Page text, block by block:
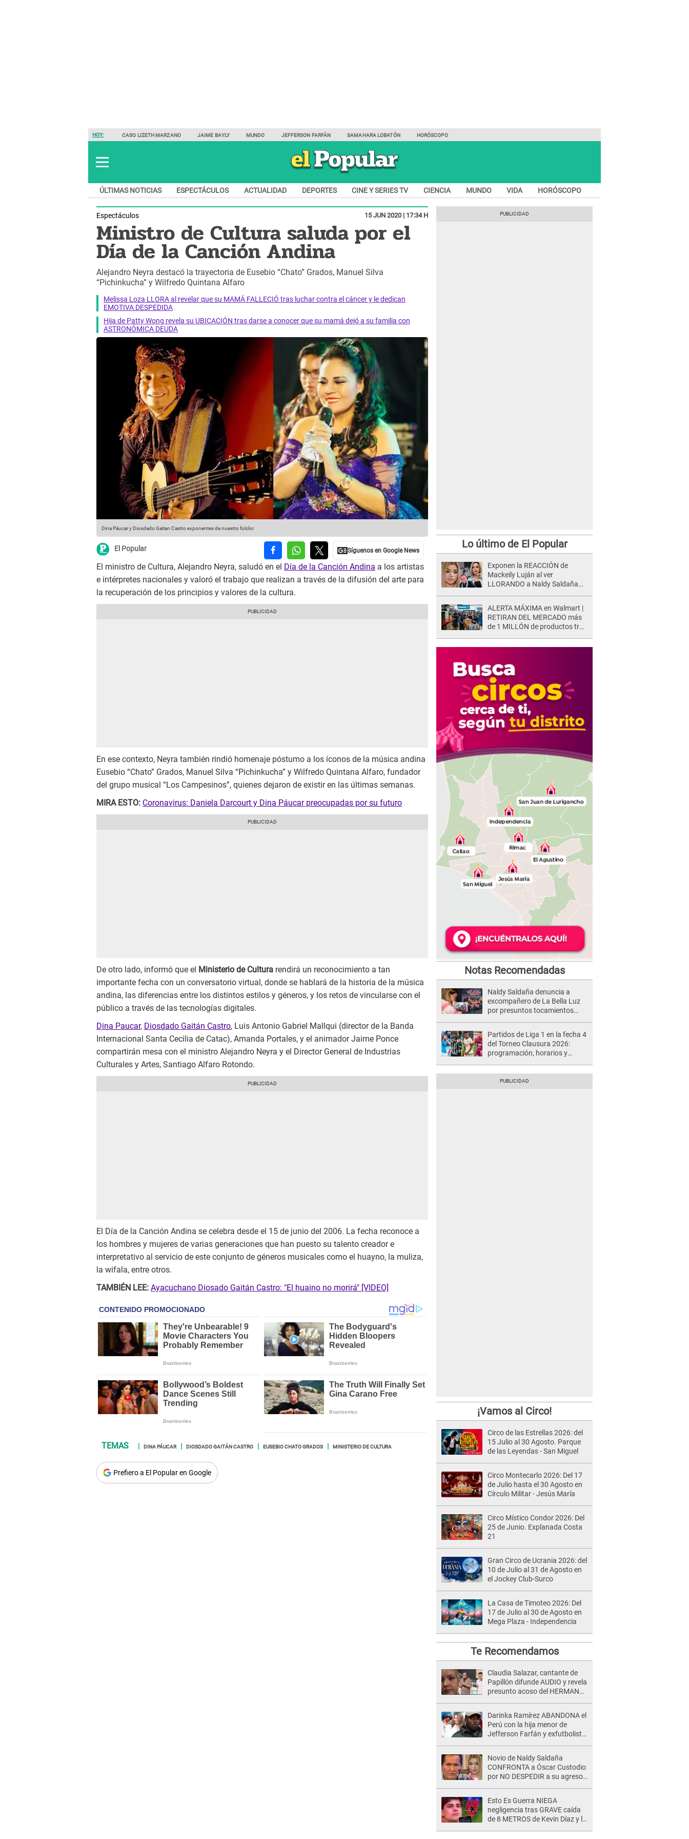
HOY: CASO LIZETH MARZANO JAIME BAYLY MUNDO JEFFERSON FARFÁN SAMAHARA LOBATÓN HORÓSCOPO
ÚLTIMAS NOTICIAS ESPECTÁCULOS ACTUALIDAD DEPORTES CINE Y SERIES TV CIENCIA MUNDO VIDA HORÓSCOPO
Espectáculos 15 JUN 2020 | 17:34 H
Ministro de Cultura saluda por el
Día de la Canción Andina
Alejandro Neyra destacó la trayectoria de Eusebio “Chato” Grados, Manuel Silva
“Pichinkucha” y Wilfredo Quintana Alfaro
Melissa Loza LLORA al revelar que su MAMÁ FALLECIÓ tras luchar contra el cáncer y le dedican
EMOTIVA DESPEDIDA
Hija de Patty Wong revela su UBICACIÓN tras darse a conocer que su mamá dejó a su familia con
ASTRONÓMICA DEUDA
Dina Páucar y Diosdado Gaitan Castro exponentes de nuestro folclor.
El Popular
El ministro de Cultura, Alejandro Neyra, saludó en el Día de la Canción Andina a los artistas
e intérpretes nacionales y valoró el trabajo que realizan a través de la difusión del arte para
la recuperación de los principios y valores de la cultura.
En ese contexto, Neyra también rindió homenaje póstumo a los íconos de la música andina
Eusebio “Chato” Grados, Manuel Silva “Pichinkucha” y Wilfredo Quintana Alfaro, fundador
del grupo musical “Los Campesinos”, quienes dejaron de existir en las últimas semanas.
MIRA ESTO: Coronavirus: Daniela Darcourt y Dina Páucar preocupadas por su futuro
De otro lado, informó que el Ministerio de Cultura rendirá un reconocimiento a tan
importante fecha con un conversatorio virtual, donde se hablará de la historia de la música
andina, las diferencias entre los distintos estilos y géneros, y los retos de vincularse con el
público a través de las tecnologías digitales.
Dina Paucar, Diosdado Gaitán Castro, Luis Antonio Gabriel Mallqui (director de la Banda
Internacional Santa Cecilia de Catac), Amanda Portales, y el animador Jaime Ponce
compartirán mesa con el ministro Alejandro Neyra y el Director General de Industrias
Culturales y Artes, Santiago Alfaro Rotondo.
El Día de la Canción Andina se celebra desde el 15 de junio del 2006. La fecha reconoce a
los hombres y mujeres de varias generaciones que han puesto su talento creador e
interpretativo al servicio de este conjunto de géneros musicales como el huayno, la muliza,
la wifala, entre otros.
TAMBIÉN LEE: Ayacuchano Diosado Gaitán Castro: "El huaino no morirá" [VIDEO]
DINA PÁUCAR DIOSDADO GAITÁN CASTRO EUSEBIO CHATO GRADOS MINISTERIO DE CULTURA
Prefiero a El Popular en Google
Lo último de El Popular
Exponen la REACCIÓN de
Mackeily Luján al ver
LLORANDO a Naldy Saldaña
'La Bella Luz': Esto hizo
ALERTA MÁXIMA en Walmart |
RETIRAN DEL MERCADO más
de 1 MILLÓN de productos tras
Notas Recomendadas
Naldy Saldaña denuncia a
excompañero de La Bella Luz
por presuntos tocamientos
Partidos de Liga 1 en la fecha 4
del Torneo Clausura 2026:
programación, horarios y
¡Vamos al Circo!
Circo de las Estrellas 2026: del
15 Julio al 30 Agosto. Parque
de las Leyendas - San Miguel
Circo Montecarlo 2026: Del 17
de Julio hasta el 30 Agosto en
Círculo Militar - Jesús María
Circo Místico Condor 2026: Del
25 de Junio. Explanada Costa
21
Gran Circo de Ucrania 2026: del
10 de Julio al 31 de Agosto en
el Jockey Club-Surco
La Casa de Timoteo 2026: Del
17 de Julio al 30 de Agosto en
Mega Plaza - Independencia
Te Recomendamos
Claudia Salazar, cantante de
Papillón difunde AUDIO y revela
presunto acoso del HERMANO
shock"
Darinka Ramírez ABANDONA el
Perú con la hija menor de
Jefferson Farfán y exfutbolista
Novio de Naldy Saldaña
CONFRONTA a Óscar Custodio
por NO DESPEDIR a su agresor
Esto Es Guerra NIEGA
negligencia tras GRAVE caída
de 8 METROS de Kevin Díaz y lo